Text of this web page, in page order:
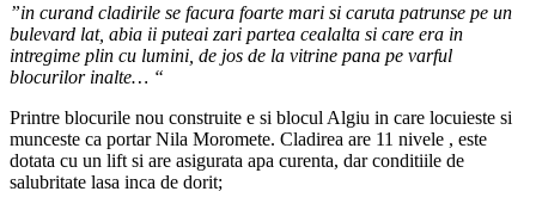
”in curand cladirile se facura foarte mari si caruta patrunse pe un
bulevard lat, abia ii puteai zari partea cealalta si care era in
intregime plin cu lumini, de jos de la vitrine pana pe varful
blocurilor inalte… “
Printre blocurile nou construite e si blocul Algiu in care locuieste si
munceste ca portar Nila Moromete. Cladirea are 11 nivele , este
dotata cu un lift si are asigurata apa curenta, dar conditiile de
salubritate lasa inca de dorit;